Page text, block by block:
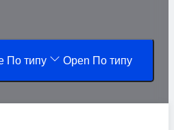
По типу Open По типу